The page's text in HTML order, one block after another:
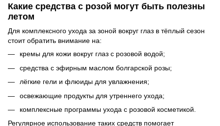
Какие средства с розой могут быть полезны
летом
Для комплексного ухода за зоной вокруг глаз в тёплый сезон
стоит обратить внимание на:
кремы для кожи вокруг глаз с розовой водой;
средства с эфирным маслом болгарской розы;
лёгкие гели и флюиды для увлажнения;
освежающие продукты для утреннего ухода;
комплексные программы ухода с розовой косметикой.
Регулярное использование таких средств помогает